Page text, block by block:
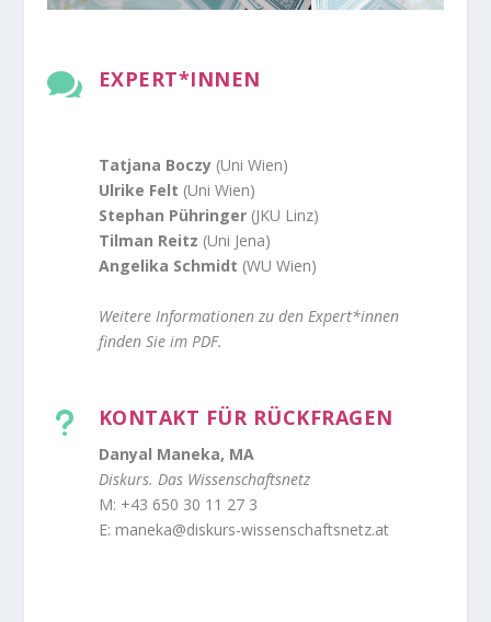
 EXPERT*INNEN
Tatjana Boczy(Uni Wien)
Ulrike Felt (Uni Wien)
Stephan Pühringer(JKU Linz)
Tilman Reitz (Uni Jena)
Angelika Schmidt (WU Wien)
Weitere Informationen zu den Expert*innen
finden Sie im PDF.
u KONTAKT FÜR RÜCKFRAGEN
Danyal Maneka, MA
Diskurs. Das Wissenschaftsnetz
M: +43 650 30 11 27 3
E: maneka@diskurs-wissenschaftsnetz.at